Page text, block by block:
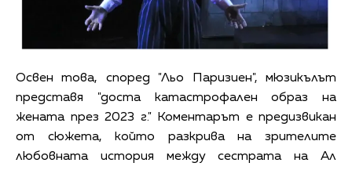
Освен това, според "Льо Паризиен", мюзикълът
представя "доста катастрофален образ на
жената през 2023 г." Коментарът е предизвикан
от сюжета, който разкрива на зрителите
любовната история между сестрата на Ал